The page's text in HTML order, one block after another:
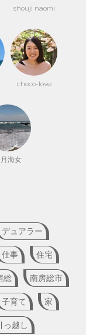
shouji naomi
choco-love
海女
デュアラー
仕事 住宅
総 南房総市
子育て 家
っ越し